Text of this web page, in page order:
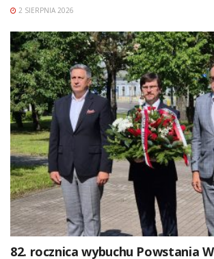
2 SIERPNIA 2026
82. rocznica wybuchu Powstania